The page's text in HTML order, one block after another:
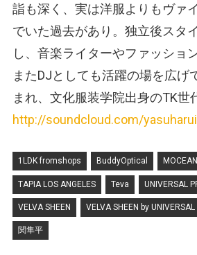
詣も深く、実は洋服よりもヴァ
でいた過去があり。独立後スタ
し、音楽ライターやファッショ
またDJとしても活躍の場を広げ
まれ、文化服装学院出身のTK世
http://soundcloud.com/
1LDK fromshops BuddyOptical MOCEAN
TAPIA LOS ANGELES Teva UNIVERSAL
VELVA SHEEN VELVA SHEEN by
関隼平